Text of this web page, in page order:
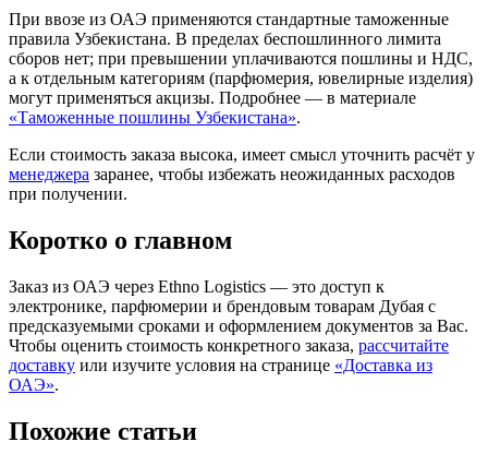
При ввозе из ОАЭ применяются стандартные таможенные
правила Узбекистана. В пределах беспошлинного лимита
сборов нет; при превышении уплачиваются пошлины и НДС,
а к отдельным категориям (парфюмерия, ювелирные изделия)
могут применяться акцизы. Подробнее — в материале
«Таможенные пошлины Узбекистана».
Если стоимость заказа высока, имеет смысл уточнить расчёт у
менеджера заранее, чтобы избежать неожиданных расходов
при получении.
Коротко о главном
Заказ из ОАЭ через Ethno Logistics — это доступ к
электронике, парфюмерии и брендовым товарам Дубая с
предсказуемыми сроками и оформлением документов за Вас.
Чтобы оценить стоимость конкретного заказа, рассчитайте
доставку или изучите условия на странице «Доставка из
ОАЭ».
Похожие статьи